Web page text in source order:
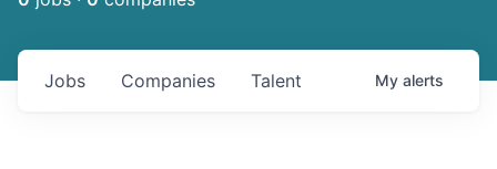
Jobs Companies Talent My alerts